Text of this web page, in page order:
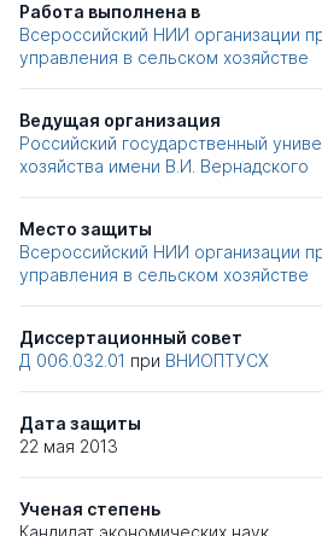
Работа выполнена в
Всероссийский НИИ организации
управления в сельском хозяйстве
Ведущая организация
Российский государственный
хозяйства имени В.И. Вернадского
Место защиты
Всероссийский НИИ организации
управления в сельском хозяйстве
Диссертационный совет
Д 006.032.01 при ВНИОПТУСХ
Дата защиты
22 мая 2013
Ученая степень